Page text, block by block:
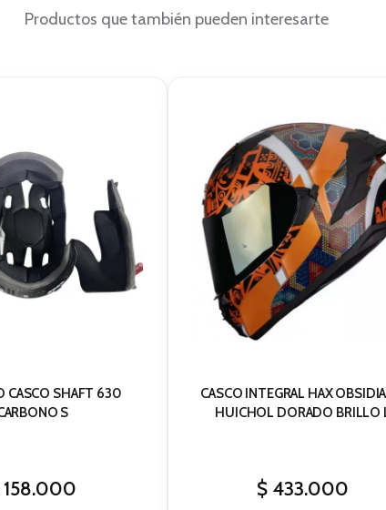
Productos que también pueden interesarte
CASCO SHAFT 630
S
158.000
CASCO INTEGRAL HAX
HUICHOL DORADO BRILLO
$ 433.000